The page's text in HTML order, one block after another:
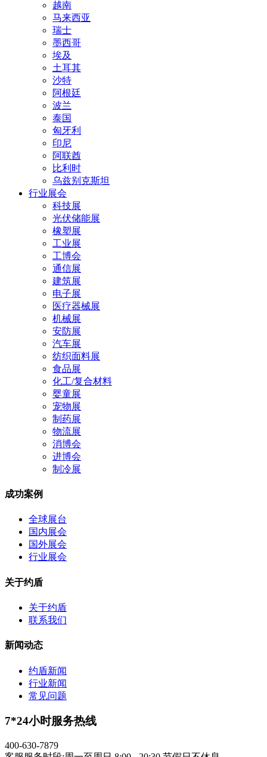
越南
马来西亚
瑞士
墨西哥
埃及
土耳其
沙特
阿根廷
波兰
泰国
匈牙利
印尼
阿联酋
比利时
乌兹别克斯坦
行业展会
科技展
光伏储能展
橡塑展
工业展
工博会
通信展
建筑展
电子展
医疗器械展
机械展
安防展
汽车展
纺织面料展
食品展
化工/复合材料
婴童展
宠物展
制药展
物流展
消博会
进博会
制冷展
成功案例
全球展台
国内展会
国外展会
行业展会
关于约盾
关于约盾
联系我们
新闻动态
约盾新闻
行业新闻
常见问题
7*24小时服务热线
400-630-7879